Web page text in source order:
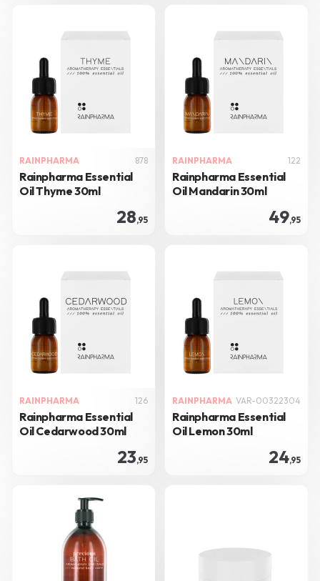
RAINPHARMA 878
Rainpharma Essential
Oil Thyme 30ml
28,95
RAINPHARMA 122
Rainpharma Essential
Oil Mandarin 30ml
49,95
RAINPHARMA 126
Rainpharma Essential
Oil Cedarwood 30ml
23,95
RAINPHARMA VAR-00322304
Rainpharma Essential
Oil Lemon 30ml
24,95